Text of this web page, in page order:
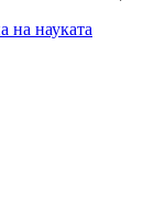
на науката